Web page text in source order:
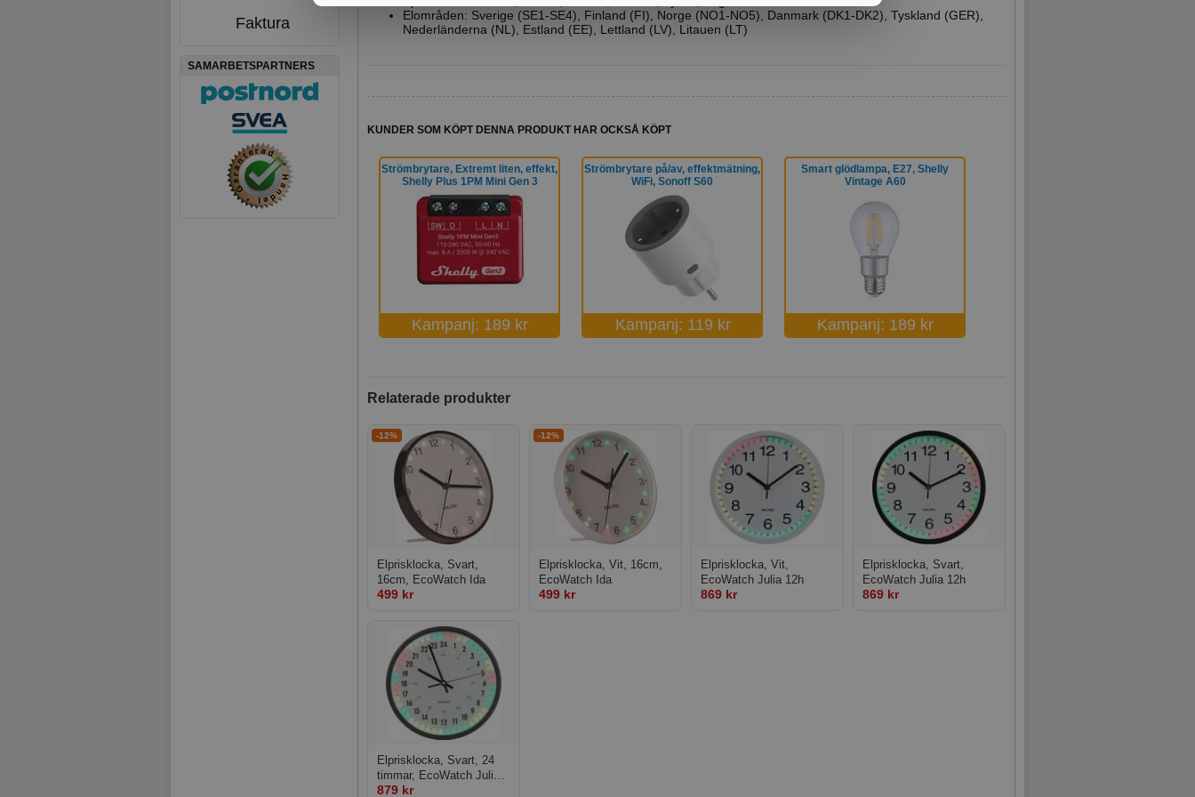
Faktura
SAMARBETSPARTNERS
Elområden: Sverige (SE1-SE4), Finland (FI), Norge (NO1-NO5), Danmark (DK1-DK2), Tyskland (GER),
Nederländerna (NL), Estland (EE), Lettland (LV), Litauen (LT)
KUNDER SOM KÖPT DENNA PRODUKT HAR OCKSÅ KÖPT
Strömbrytare, Extremt liten, effekt,
Shelly Plus 1PM Mini Gen 3
Kampanj: 189 kr
Strömbrytare på/av, effektmätning,
WiFi, Sonoff S60
Kampanj: 119 kr
Smart glödlampa, E27, Shelly
Vintage A60
Kampanj: 189 kr
Relaterade produkter
-12%
Elprisklocka, Svart,
16cm, EcoWatch Ida
499 kr
-12%
Elprisklocka, Vit, 16cm,
EcoWatch Ida
499 kr
Elprisklocka, Vit,
EcoWatch Julia 12h
869 kr
Elprisklocka, Svart,
EcoWatch Julia 12h
869 kr
Elprisklocka, Svart, 24
timmar, EcoWatch Julia
24h
879 kr